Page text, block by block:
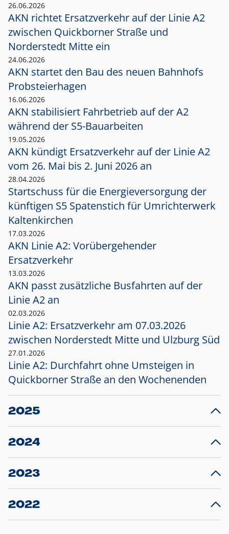
26.06.2026
AKN richtet Ersatzverkehr auf der Linie A2
zwischen Quickborner Straße und
Norderstedt Mitte ein
24.06.2026
AKN startet den Bau des neuen Bahnhofs
Probsteierhagen
16.06.2026
AKN stabilisiert Fahrbetrieb auf der A2
während der S5-Bauarbeiten
19.05.2026
AKN kündigt Ersatzverkehr auf der Linie A2
vom 26. Mai bis 2. Juni 2026 an
28.04.2026
Startschuss für die Energieversorgung der
künftigen S5 Spatenstich für Umrichterwerk
Kaltenkirchen
17.03.2026
AKN Linie A2: Vorübergehender
Ersatzverkehr
13.03.2026
AKN passt zusätzliche Busfahrten auf der
Linie A2 an
02.03.2026
Linie A2: Ersatzverkehr am 07.03.2026
zwischen Norderstedt Mitte und Ulzburg Süd
27.01.2026
Linie A2: Durchfahrt ohne Umsteigen in
Quickborner Straße an den Wochenenden
2025
23.12.2025
Projekt S5: Start der Bauarbeiten am
2024
10.12.2024
Großprojekt S5: Sperrung der Bahnstraße in
2023
20.12.2023
Schleswig-Holstein verlängert den
2022
22.12.2022